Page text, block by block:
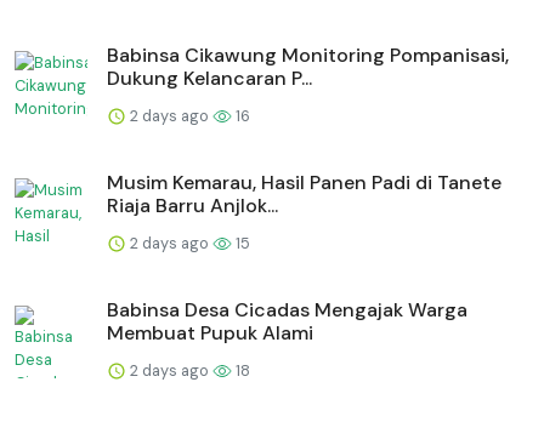
Babinsa Cikawung Monitoring Pompanisasi,
Dukung Kelancaran P...
2 days ago 16
Musim Kemarau, Hasil Panen Padi di Tanete
Riaja Barru Anjlok...
2 days ago 15
Babinsa Desa Cicadas Mengajak Warga
Membuat Pupuk Alami
2 days ago 18